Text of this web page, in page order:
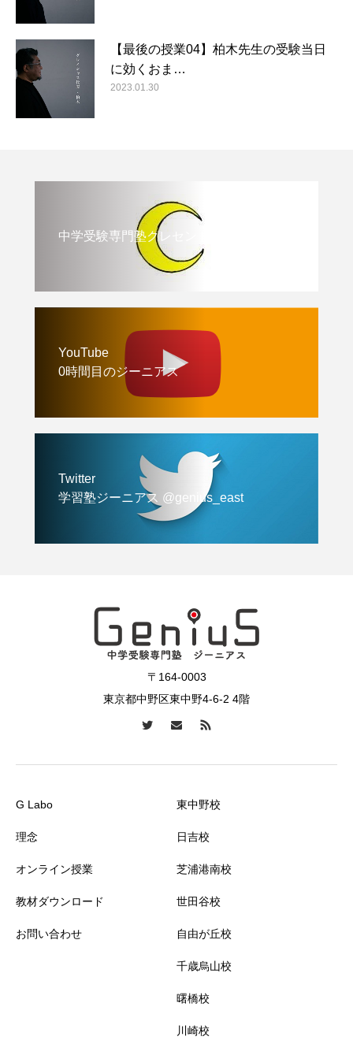
【最後の授業04】柏木先生の受験当日
に効くおま…
2023.01.30
中学受験専門塾クレセント
YouTube
0時間目のジーニアス
Twitter
学習塾ジーニアス @genius_east
〒164-0003
東京都中野区東中野4-6-2 4階
G Labo
理念
オンライン授業
教材ダウンロード
お問い合わせ
東中野校
日吉校
芝浦港南校
世田谷校
自由が丘校
千歳烏山校
曙橋校
川崎校